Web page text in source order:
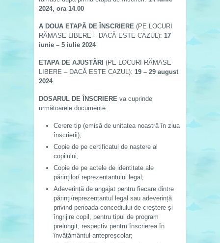
2024, ora 14.00
A DOUA ETAPĂ DE ÎNSCRIERE (PE LOCURI
RĂMASE LIBERE – DACĂ ESTE CAZUL): 17
iunie – 5 iulie 2024
ETAPA DE AJUSTĂRI (PE LOCURI RĂMASE
LIBERE – DACĂ ESTE CAZUL): 19 – 29 august
2024
DOSARUL DE ÎNSCRIERE va cuprinde
următoarele documente:
Cerere tip (emisă de unitatea noastră în ziua
înscrierii);
Copie de pe certificatul de naștere al
copilului;
Copie de pe actele de identitate ale
părinților/ reprezentantului legal;
Adeverință de angajat pentru fiecare dintre
părinți/reprezentantul legal sau adeverință
privind perioada concediului de creștere și
îngrijire copil, pentru tipul de program
prelungit, respectiv pentru înscrierea în
învățământul antepreșcolar;